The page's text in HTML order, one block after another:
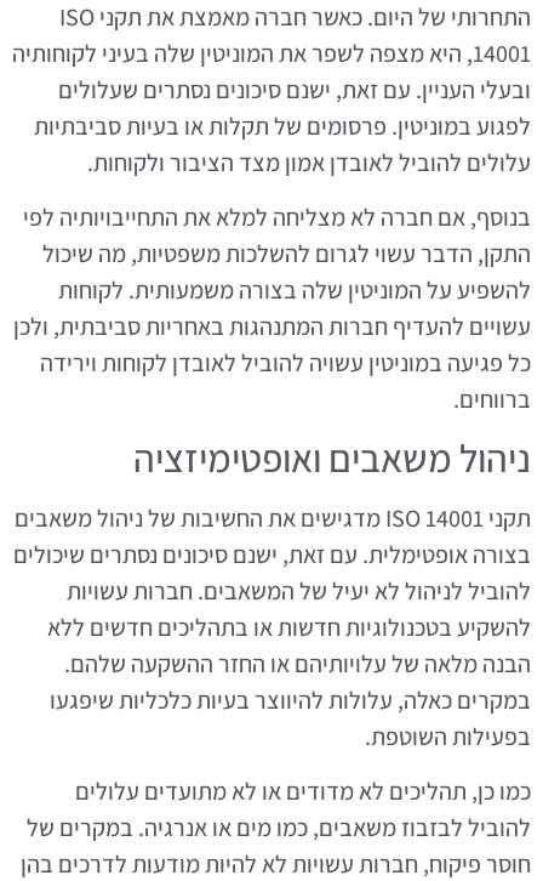
התחרותי של היום. כאשר חברה מאמצת את תקני ISO
14001, היא מצפה לשפר את המוניטין שלה בעיני לקוחותיה
ובעלי העניין. עם זאת, ישנם סיכונים נסתרים שעלולים
לפגוע במוניטין. פרסומים של תקלות או בעיות סביבתיות
עלולים להוביל לאובדן אמון מצד הציבור ולקוחות.
בנוסף, אם חברה לא מצליחה למלא את התחייבויותיה לפי
התקן, הדבר עשוי לגרום להשלכות משפטיות, מה שיכול
להשפיע על המוניטין שלה בצורה משמעותית. לקוחות
עשויים להעדיף חברות המתנהגות באחריות סביבתית, ולכן
כל פגיעה במוניטין עשויה להוביל לאובדן לקוחות וירידה
ברווחים.
ניהול משאבים ואופטימיזציה
תקני ISO 14001 מדגישים את החשיבות של ניהול משאבים
בצורה אופטימלית. עם זאת, ישנם סיכונים נסתרים שיכולים
להוביל לניהול לא יעיל של המשאבים. חברות עשויות
להשקיע בטכנולוגיות חדשות או בתהליכים חדשים ללא
הבנה מלאה של עלויותיהם או החזר ההשקעה שלהם.
במקרים כאלה, עלולות להיווצר בעיות כלכליות שיפגעו
בפעילות השוטפת.
כמו כן, תהליכים לא מדודים או לא מתועדים עלולים
להוביל לבזבוז משאבים, כמו מים או אנרגיה. במקרים של
חוסר פיקוח, חברות עשויות לא להיות מודעות לדרכים בהן